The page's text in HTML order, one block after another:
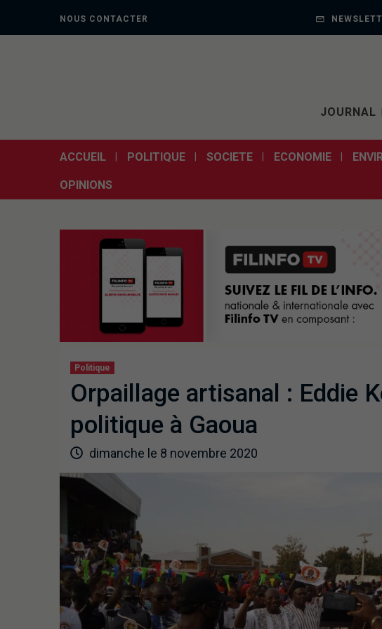
NOUS CONTACTER
JOURNAL
ACCUEIL POLITIQUE SOCIETE ECONOMIE
OPINIONS
Politique
Orpaillage artisanal : Eddie
politique à Gaoua
dimanche le 8 novembre 2020